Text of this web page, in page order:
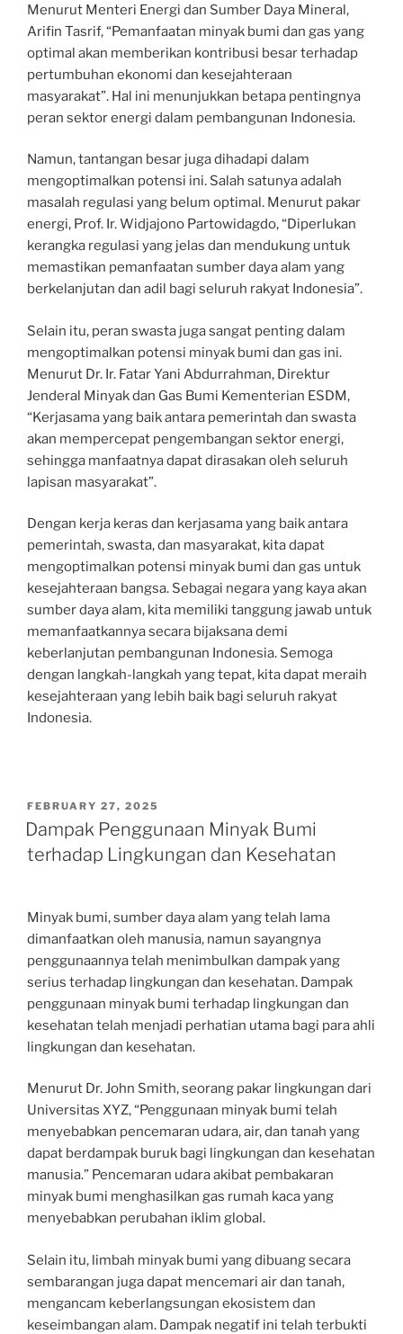
Menurut Menteri Energi dan Sumber Daya Mineral,
Arifin Tasrif, “Pemanfaatan minyak bumi dan gas yang
optimal akan memberikan kontribusi besar terhadap
pertumbuhan ekonomi dan kesejahteraan
masyarakat”. Hal ini menunjukkan betapa pentingnya
peran sektor energi dalam pembangunan Indonesia.
Namun, tantangan besar juga dihadapi dalam
mengoptimalkan potensi ini. Salah satunya adalah
masalah regulasi yang belum optimal. Menurut pakar
energi, Prof. Ir. Widjajono Partowidagdo, “Diperlukan
kerangka regulasi yang jelas dan mendukung untuk
memastikan pemanfaatan sumber daya alam yang
berkelanjutan dan adil bagi seluruh rakyat Indonesia”.
Selain itu, peran swasta juga sangat penting dalam
mengoptimalkan potensi minyak bumi dan gas ini.
Menurut Dr. Ir. Fatar Yani Abdurrahman, Direktur
Jenderal Minyak dan Gas Bumi Kementerian ESDM,
“Kerjasama yang baik antara pemerintah dan swasta
akan mempercepat pengembangan sektor energi,
sehingga manfaatnya dapat dirasakan oleh seluruh
lapisan masyarakat”.
Dengan kerja keras dan kerjasama yang baik antara
pemerintah, swasta, dan masyarakat, kita dapat
mengoptimalkan potensi minyak bumi dan gas untuk
kesejahteraan bangsa. Sebagai negara yang kaya akan
sumber daya alam, kita memiliki tanggung jawab untuk
memanfaatkannya secara bijaksana demi
keberlanjutan pembangunan Indonesia. Semoga
dengan langkah-langkah yang tepat, kita dapat meraih
kesejahteraan yang lebih baik bagi seluruh rakyat
Indonesia.
POSTED
ON
FEBRUARY 27, 2025
Dampak Penggunaan Minyak Bumi
terhadap Lingkungan dan Kesehatan
Minyak bumi, sumber daya alam yang telah lama
dimanfaatkan oleh manusia, namun sayangnya
penggunaannya telah menimbulkan dampak yang
serius terhadap lingkungan dan kesehatan. Dampak
penggunaan minyak bumi terhadap lingkungan dan
kesehatan telah menjadi perhatian utama bagi para ahli
lingkungan dan kesehatan.
Menurut Dr. John Smith, seorang pakar lingkungan dari
Universitas XYZ, “Penggunaan minyak bumi telah
menyebabkan pencemaran udara, air, dan tanah yang
dapat berdampak buruk bagi lingkungan dan kesehatan
manusia.” Pencemaran udara akibat pembakaran
minyak bumi menghasilkan gas rumah kaca yang
menyebabkan perubahan iklim global.
Selain itu, limbah minyak bumi yang dibuang secara
sembarangan juga dapat mencemari air dan tanah,
mengancam keberlangsungan ekosistem dan
keseimbangan alam. Dampak negatif ini telah terbukti